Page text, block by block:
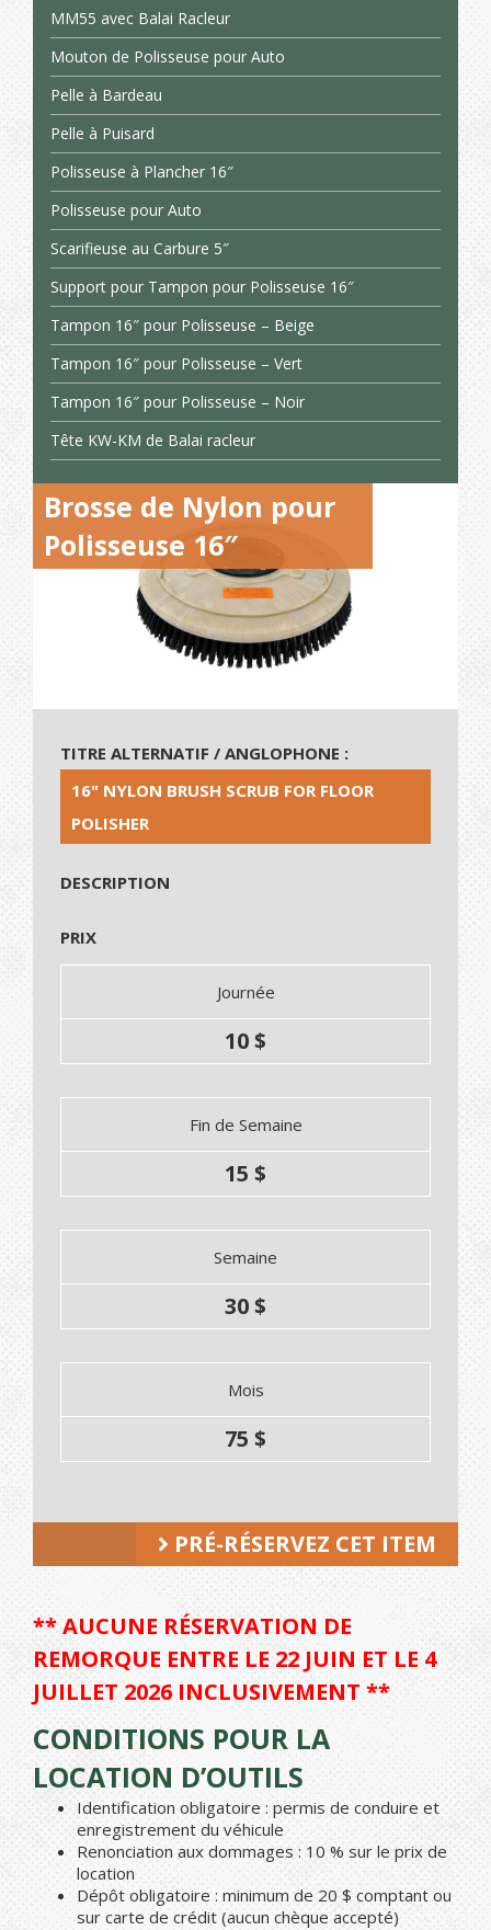
MM55 avec Balai Racleur
Mouton de Polisseuse pour Auto
Pelle à Bardeau
Pelle à Puisard
Polisseuse à Plancher 16″
Polisseuse pour Auto
Scarifieuse au Carbure 5″
Support pour Tampon pour Polisseuse 16″
Tampon 16″ pour Polisseuse – Beige
Tampon 16″ pour Polisseuse – Vert
Tampon 16″ pour Polisseuse – Noir
Tête KW-KM de Balai racleur
Brosse de Nylon pour
Polisseuse 16″
TITRE ALTERNATIF / ANGLOPHONE :
16" NYLON BRUSH SCRUB FOR FLOOR
POLISHER
DESCRIPTION
PRIX
Journée
10 $
Fin de Semaine
15 $
Semaine
30 $
Mois
75 $
PRÉ-RÉSERVEZ CET ITEM
** AUCUNE RÉSERVATION DE
REMORQUE ENTRE LE 22 JUIN ET LE 4
JUILLET 2026 INCLUSIVEMENT **
CONDITIONS POUR LA
LOCATION D’OUTILS
Identification obligatoire : permis de conduire et
enregistrement du véhicule
Renonciation aux dommages : 10 % sur le prix de
location
Dépôt obligatoire : minimum de 20 $ comptant ou
sur carte de crédit (aucun chèque accepté)